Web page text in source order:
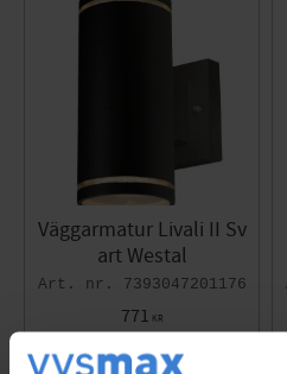
Väggarmatur Livali II Sv
art Westal
7393047201176
771 KR